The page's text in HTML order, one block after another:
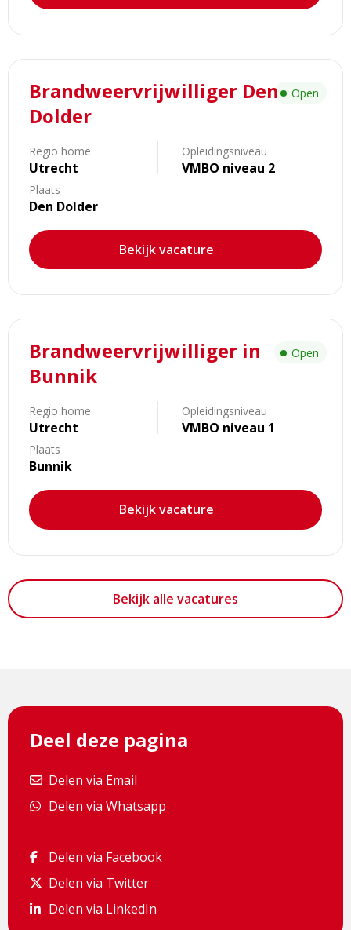
Brandweervrijwilliger Den
Dolder
Regio home
Utrecht
Plaats
Den Dolder
Opleidingsniveau
VMBO niveau 2
Bekijk vacature
Open
Lees
meer
over
Brandweervrijwilliger
Den
Dolder
Brandweervrijwilliger in
Bunnik
Regio home
Utrecht
Plaats
Bunnik
Opleidingsniveau
VMBO niveau 1
Bekijk vacature
Open
Lees
meer
over
Brandweervrijwilliger
Bunnik
Bekijk alle vacatures
Deel deze pagina
Delen via Email
Delen via Email
Delen via Whatsapp
Delen via Whatsapp
Delen via Facebook
Delen via Facebook
Delen via Twitter
Delen via Twitter
Delen via LinkedIn
Delen via LinkedIn